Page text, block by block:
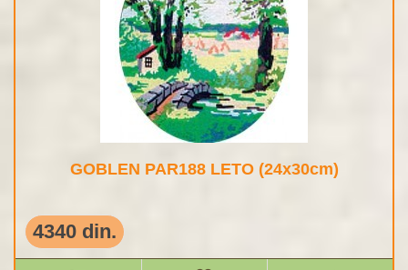
GOBLEN PAR188 LETO (24x30cm)
4340 din.